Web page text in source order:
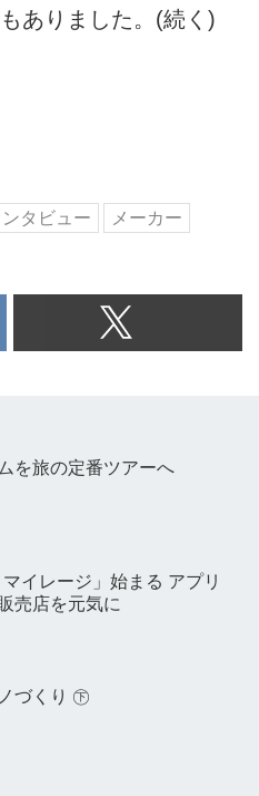
ありました。(続く)
タビュー
メーカー
を旅の定番ツアーへ
マイレージ」始まる アプリ
売店を元気に
偽りのないモノづくり ㊦